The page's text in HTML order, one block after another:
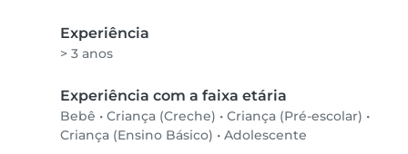
Experiência
> 3 anos
Experiência com a faixa etária
Bebê • Criança (Creche) • Criança (Pré-escolar) •
Criança (Ensino Básico) • Adolescente